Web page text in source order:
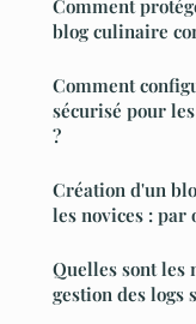
Comment
blog culinaire
Comment
sécurisé pour
?
Création d'un
les novices : par
Quelles sont les
gestion des logs